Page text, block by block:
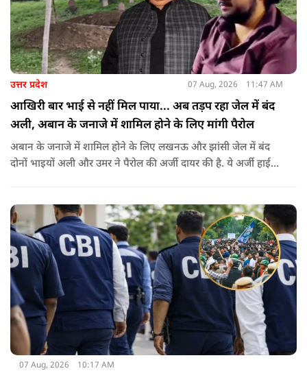
उत्तर प्रदेश 07 Aug, 2026 11:47 AM
आखिरी बार भाई से नहीं मिल पाया... अब तड़प रहा जेल में बंद
अली, अबान के जनाजे में शामिल होने के लिए मांगी पैरोल
अबान के जनाजे में शामिल होने के लिए लखनऊ और झांसी जेल में बंद
दोनों भाइयों अली और उमर ने पैरोल की अर्जी दायर की है. ये अर्जी हाई
07 Aug, 2026 10:17 AM